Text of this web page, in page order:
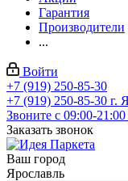
Гарантия
Производители
...
Войти
+7 (919) 250-85-30
+7 (919) 250-85-30 г.
Звоните с 09:00-21:00
Заказать звонок
Ваш город
Ярославль